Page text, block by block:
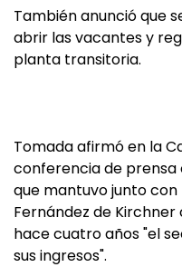
También anunció que
abrir las vacantes y
planta transitoria.
Tomada afirmó en la
conferencia de prensa
que mantuvo junto
Fernández de
hace cuatro años "el
sus ingresos".